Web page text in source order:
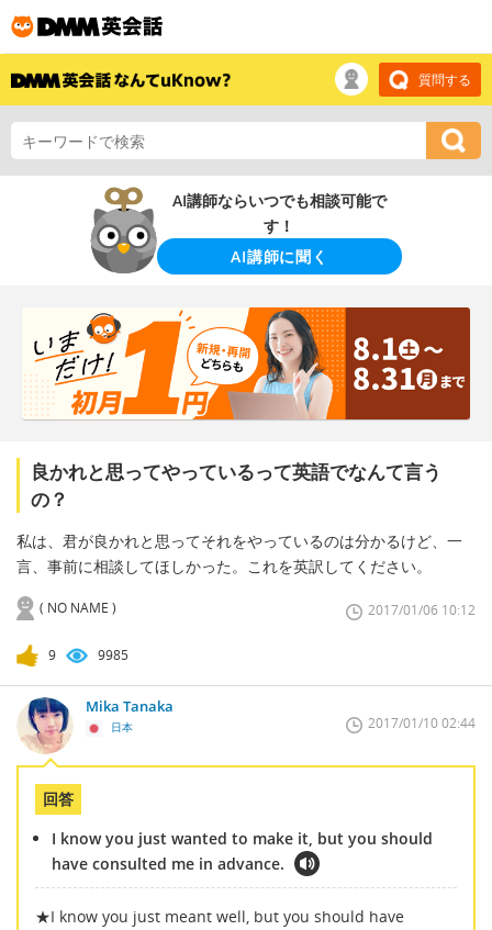
質問する
AI講師ならいつでも相談可能で
す！
AI講師に聞く
良かれと思ってやっているって英語でなんて言う
の？
私は、君が良かれと思ってそれをやっているのは分かるけど、一
言、事前に相談してほしかった。これを英訳してください。
( NO NAME ) 2017/01/06 10:12
9 9985
Mika Tanaka
日本 2017/01/10 02:44
回答
I know you just wanted to make it, but you should
have consulted me in advance.
★I know you just meant well, but you should have